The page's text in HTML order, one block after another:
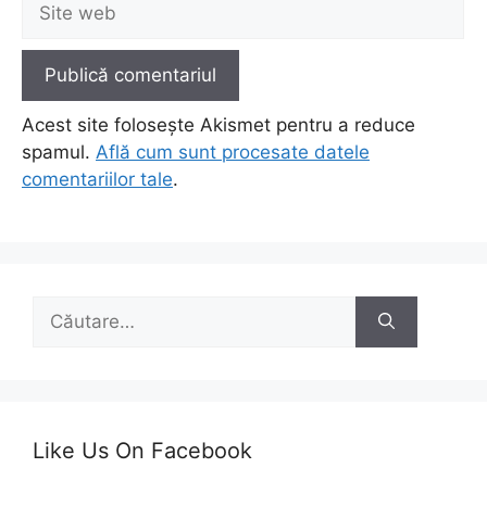
web
Acest site folosește Akismet pentru a reduce
spamul. Află cum sunt procesate datele
comentariilor tale.
Caută
Like Us On Facebook